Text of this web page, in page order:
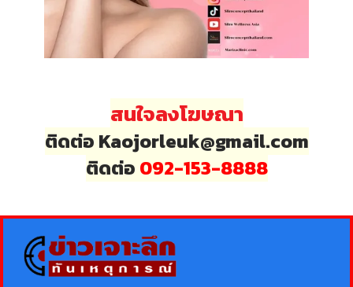
สนใจลงโฆษณา
ติดต่อ Kaojorleuk@gmail.com
ติดต่อ 092-153-8888